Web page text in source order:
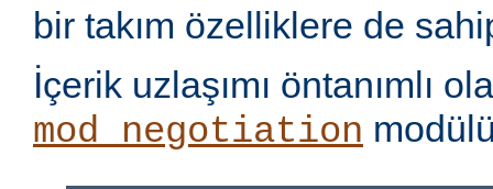
bir takım özelliklere de
İçerik uzlaşımı öntanımlı
mod_negotiation